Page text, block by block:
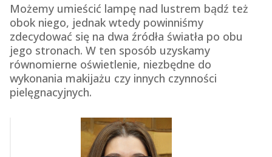
Możemy umieścić lampę nad lustrem bądź też
obok niego, jednak wtedy powinniśmy
zdecydować się na dwa źródła światła po obu
jego stronach. W ten sposób uzyskamy
równomierne oświetlenie, niezbędne do
wykonania makijażu czy innych czynności
pielęgnacyjnych.